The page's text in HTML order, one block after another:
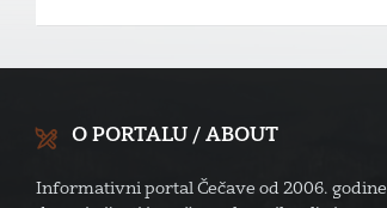
O PORTALU / ABOUT
Informativni portal Čečave od 2006. godine